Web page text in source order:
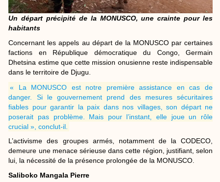
Un départ précipité de la MONUSCO, une crainte pour les
habitants
Concernant les appels au départ de la MONUSCO par certaines
factions en République démocratique du Congo, Germain
Dhetsina estime que cette mission onusienne reste indispensable
dans le territoire de Djugu.
« La MONUSCO est notre première assistance en cas de
danger. Si le gouvernement prend des mesures sécuritaires
fiables pour garantir la paix dans nos villages, son départ ne
poserait pas problème. Mais pour l’instant, elle joue un rôle
crucial », conclut-il.
L’activisme des groupes armés, notamment de la CODECO,
demeure une menace sérieuse dans cette région, justifiant, selon
lui, la nécessité de la présence prolongée de la MONUSCO.
Saliboko Mangala Pierre